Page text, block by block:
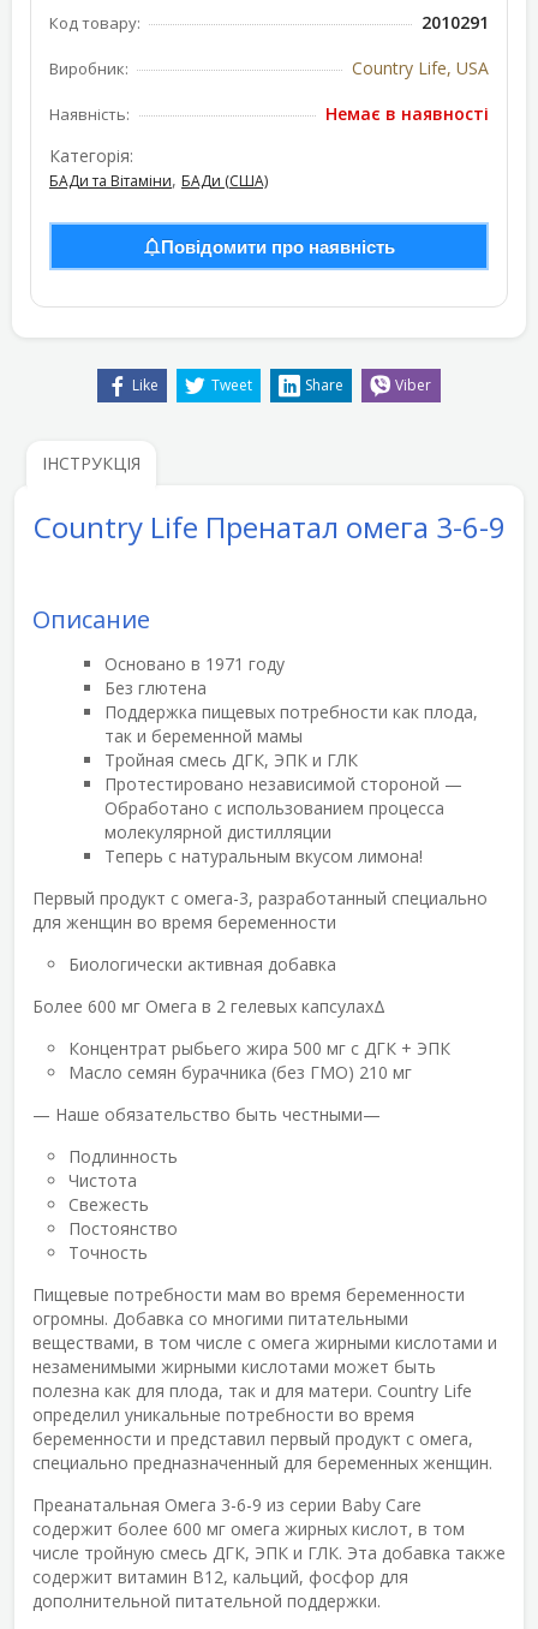
Код товару: 2010291
Виробник: Country Life, USA
Наявність:
Немає в наявності
Категорія:
БАДи та Вітаміни, БАДи (США)
Повідомити про наявність
Like Tweet Share Viber
ІНСТРУКЦІЯ
Country Life Пренатал омега 3-6-9
Описание
Основано в 1971 году
Без глютена
Поддержка пищевых потребности как плода,
так и беременной мамы
Тройная смесь ДГК, ЭПК и ГЛК
Протестировано независимой стороной —
Обработано с использованием процесса
молекулярной дистилляции
Теперь с натуральным вкусом лимона!
Первый продукт с омега-3, разработанный специально
для женщин во время беременности
Биологически активная добавка
Более 600 мг Омега в 2 гелевых капсулахΔ
Концентрат рыбьего жира 500 мг с ДГК + ЭПК
Масло семян бурачника (без ГМО) 210 мг
— Наше обязательство быть честными—
Подлинность
Чистота
Свежесть
Постоянство
Точность
Пищевые потребности мам во время беременности
огромны. Добавка со многими питательными
веществами, в том числе с омега жирными кислотами и
незаменимыми жирными кислотами может быть
полезна как для плода, так и для матери. Country Life
определил уникальные потребности во время
беременности и представил первый продукт с омега,
специально предназначенный для беременных женщин.
Преанатальная Омега 3-6-9 из серии Baby Care
содержит более 600 мг омега жирных кислот, в том
числе тройную смесь ДГК, ЭПК и ГЛК. Эта добавка также
содержит витамин В12, кальций, фосфор для
дополнительной питательной поддержки.